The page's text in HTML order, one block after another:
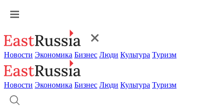
Новости Экономика Бизнес Люди Культура Туризм
Новости Экономика Бизнес Люди Культура Туризм